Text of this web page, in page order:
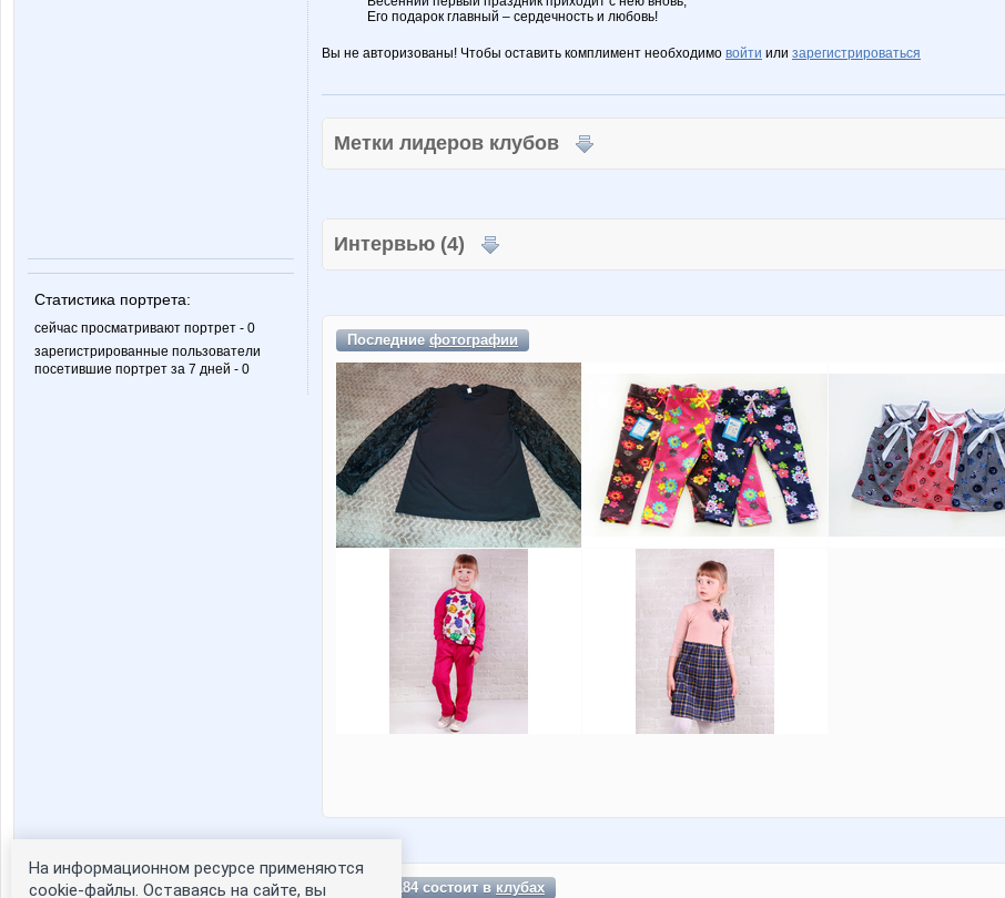
Статистика портрета:
сейчас просматривают портрет - 0
зарегистрированные пользователи
посетившие портрет за 7 дней - 0
Его подарок главный – сердечность и любовь!
Вы не авторизованы! Чтобы оставить комплимент необходимо войти или зарегистрироваться
Метки лидеров клубов
Интервью (4)
Последниефотографии
Olechka84 состоит вклубах
На информационном ресурсе применяются
cookie-файлы. Оставаясь на сайте, вы